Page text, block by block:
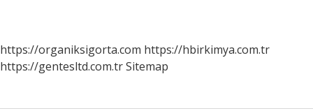
https://organiksigorta.com https://hbirkimya.com.tr
https://gentesltd.com.trSitemap